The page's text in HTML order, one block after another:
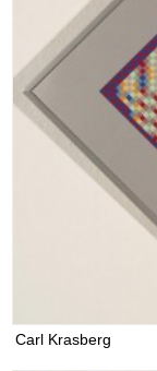
Carl Krasberg